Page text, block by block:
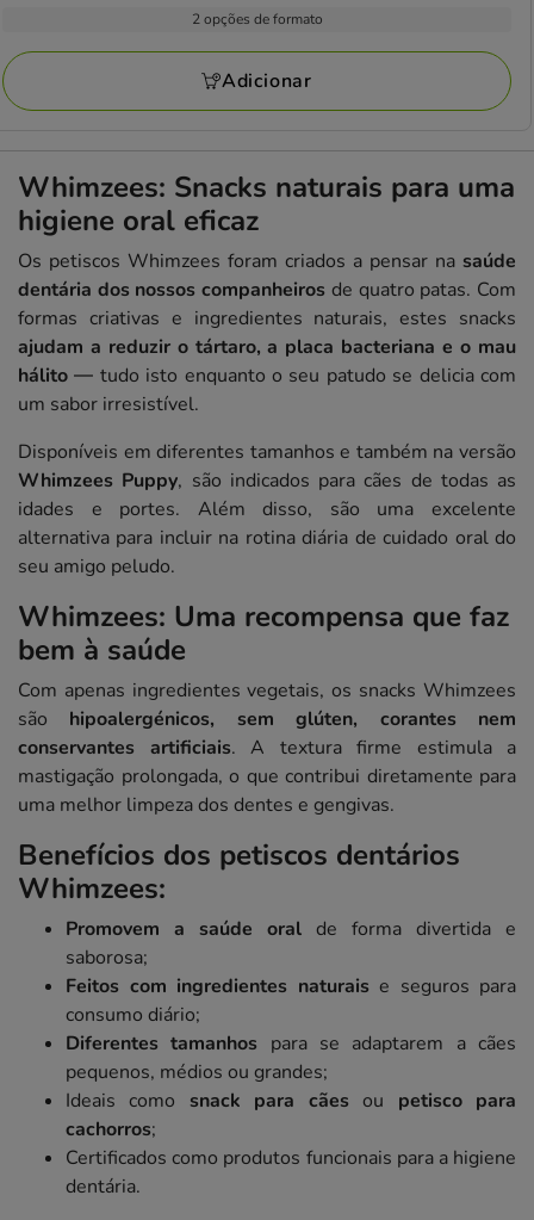
avaliações
30.12€
2 opções de formato
Adicionar
Whimzees: Snacks naturais para uma
higiene oral eficaz
Os petiscos Whimzees foram criados a pensar na saúde
dentária dos nossos companheiros de quatro patas. Com
formas criativas e ingredientes naturais, estes snacks
ajudam a reduzir o tártaro, a placa bacteriana e o mau
hálito — tudo isto enquanto o seu patudo se delicia com
um sabor irresistível.
Disponíveis em diferentes tamanhos e também na versão
Whimzees Puppy, são indicados para cães de todas as
idades e portes. Além disso, são uma excelente
alternativa para incluir na rotina diária de cuidado oral do
seu amigo peludo.
Whimzees: Uma recompensa que faz
bem à saúde
Com apenas ingredientes vegetais, os snacks Whimzees
são hipoalergénicos, sem glúten, corantes nem
conservantes artificiais. A textura firme estimula a
mastigação prolongada, o que contribui diretamente para
uma melhor limpeza dos dentes e gengivas.
Benefícios dos petiscos dentários
Whimzees:
Promovem a saúde oral de forma divertida e
saborosa;
Feitos com ingredientes naturais e seguros para
consumo diário;
Diferentes tamanhos para se adaptarem a cães
pequenos, médios ou grandes;
Ideais como snack para cães ou petisco para
cachorros;
Certificados como produtos funcionais para a higiene
dentária.